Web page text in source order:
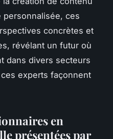
personnalisée, ces
concrètes et
révélant un futur où
dans divers secteurs
experts façonnent
en
présentées par